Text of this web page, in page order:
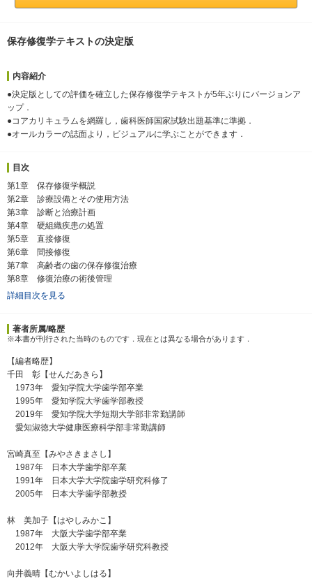
保存修復学テキストの決定版
内容紹介
●決定版としての評価を確立した保存修復学テキストが5年ぶりにバージョンア
ップ．
●コアカリキュラムを網羅し，歯科医師国家試験出題基準に準拠．
●オールカラーの誌面より，ビジュアルに学ぶことができます．
目次
第1章 保存修復学概説
第2章 診療設備とその使用方法
第3章 診断と治療計画
第4章 硬組織疾患の処置
第5章 直接修復
第6章 間接修復
第7章 高齢者の歯の保存修復治療
第8章 修復治療の術後管理
詳細目次を見る
著者所属/略歴
※本書が刊行された当時のものです．現在とは異なる場合があります．
【編者略歴】
千田 彰【せんだあきら】
1973年 愛知学院大学歯学部卒業
1995年 愛知学院大学歯学部教授
2019年 愛知学院大学短期大学部非常勤講師
愛知淑徳大学健康医療科学部非常勤講師
宮崎真至【みやさきまさし】
1987年 日本大学歯学部卒業
1991年 日本大学大学院歯学研究科修了
2005年 日本大学歯学部教授
林 美加子【はやしみかこ】
1987年 大阪大学歯学部卒業
2012年 大阪大学大学院歯学研究科教授
向井義晴【むかいよしはる】